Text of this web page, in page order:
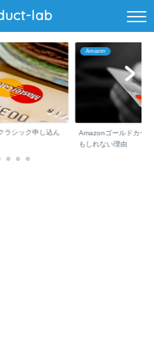
lab
ラシック申し込ん
Amazon
Amazonゴールドカー
もしれない理由